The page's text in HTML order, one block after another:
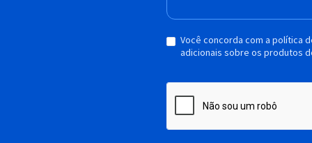
Você concorda com a política
adicionais sobre os produtos